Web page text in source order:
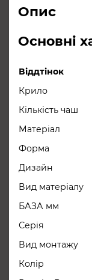
Особенности
Опис
Основні
Віддтінок
Крило
Кількість чаш
Матеріал
Форма
Дизайн
Вид матеріалу
БАЗА мм
Серія
Вид монтажу
Колір